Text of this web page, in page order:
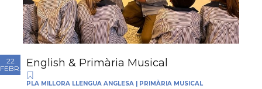
22
FEBR.
English & Primària Musical
PLA MILLORA LLENGUA ANGLESA | PRIMÀRIA MUSICAL